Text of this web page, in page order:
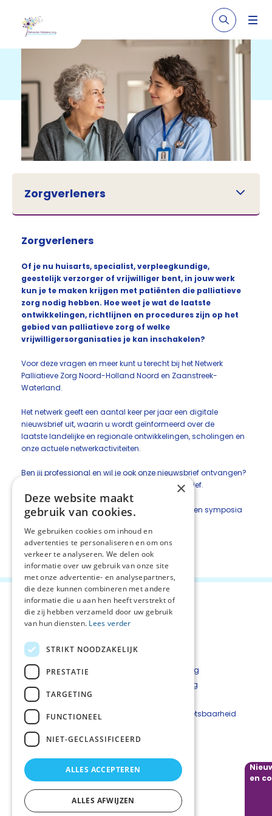
Zorgverleners
Zorgverleners
Of je nu huisarts, specialist, verpleegkundige,
geestelijk verzorger of vrijwilliger bent, in jouw werk
kun je te maken krijgen met patiënten die palliatieve
zorg nodig hebben. Hoe weet jewat de laatste
ontwikkelingen, richtlijnen en procedures zijn op het
gebied van palliatieve zorg of welke
vrijwilligersorganisaties je kan inschakelen?
Voor deze vragen en meer kunt u terecht bij het Netwerk
Palliatieve Zorg Noord-Holland Noord en Zaanstreek-
Waterland.
Het netwerk geeft een aantal keer per jaar een digitale
nieuwsbrief uit,waarin u wordt geïnformeerd over de
laatstelandelijke en regionaleontwikkelingen, scholingen en
onze actuelenetwerkactiviteiten.
Ben jij professional en wil je ook onze nieuwsbrief ontvangen?
aanmelden voor de nieuwsbrief.
Vooractuele scholingen,webinars
, workshops en symposia
verwijzen wij je graag naar
Deel deze pagina:
Contact
Bestelformulier
Privacyverklaring
Cookieverklaring
Beveiligingskwetsbaarheid
en
×
Deze website maakt
gebruik van cookies.
We gebruiken cookies om inhoud en
advertenties te personaliseren en om ons
verkeer te analyseren. We delen ook
informatie over uw gebruik van onze site
met onze advertentie- en analysepartners,
die deze kunnen combineren met andere
informatie die u aan hen heeft verstrekt of
die zij hebben verzameld door uw gebruik
van hun diensten. Lees verder
STRIKT NOODZAKELIJK
PRESTATIE
TARGETING
FUNCTIONEEL
NIET-GECLASSIFICEERD
ALLES ACCEPTEREN
ALLES AFWIJZEN